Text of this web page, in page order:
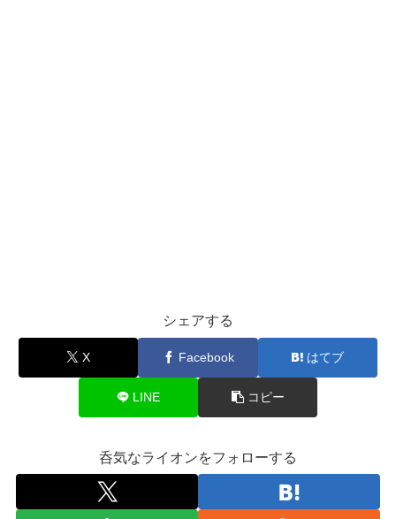
シェアする
X Facebook はてブ
LINE コピー
呑気なライオンをフォローする